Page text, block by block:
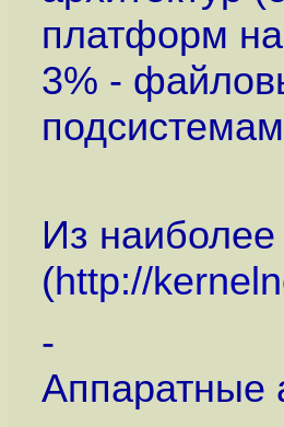
платформ
3% -
Из
(http://
-
Аппаратные